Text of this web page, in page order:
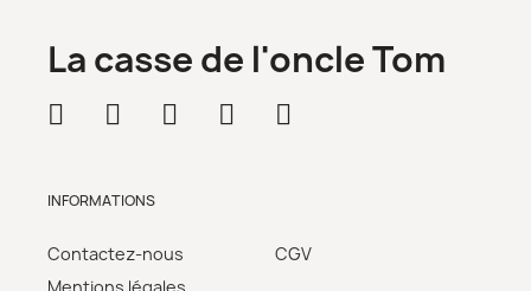
La casse de l'oncle Tom
INFORMATIONS
Contactez-nous
CGV